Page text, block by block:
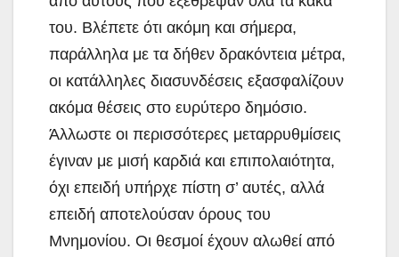
του. Βλέπετε ότι ακόμη και σήμερα,
παράλληλα με τα δήθεν δρακόντεια μέτρα,
οι κατάλληλες διασυνδέσεις εξασφαλίζουν
ακόμα θέσεις στο ευρύτερο δημόσιο.
Άλλωστε οι περισσότερες μεταρρυθμίσεις
έγιναν με μισή καρδιά και επιπολαιότητα,
όχι επειδή υπήρχε πίστη σ’ αυτές, αλλά
επειδή αποτελούσαν όρους του
Μνημονίου. Οι θεσμοί έχουν αλωθεί από